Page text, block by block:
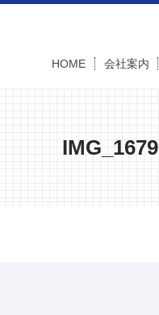
HOME 会社案内
IMG_1679